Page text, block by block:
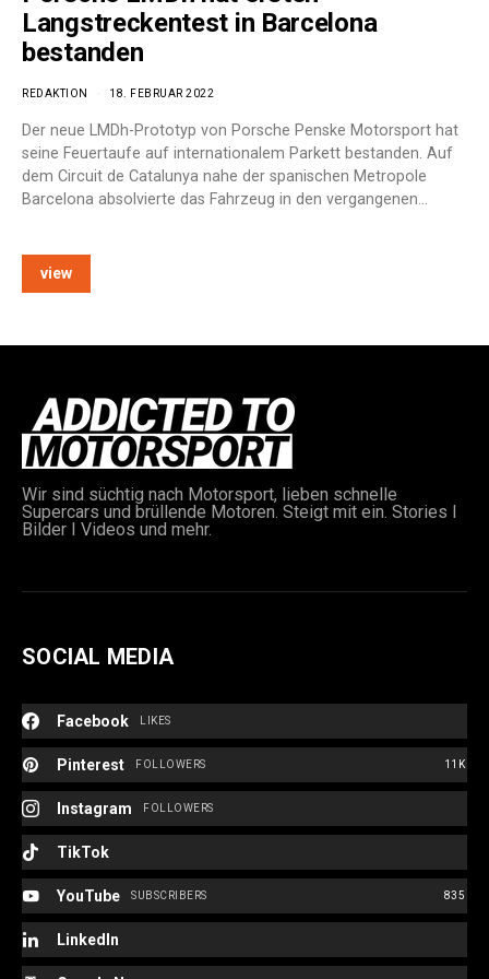
Langstreckentest in Barcelona
bestanden
REDAKTION 18. FEBRUAR 2022
Der neue LMDh-Prototyp von Porsche Penske Motorsport hat
seine Feuertaufe auf internationalem Parkett bestanden. Auf
dem Circuit de Catalunya nahe der spanischen Metropole
Barcelona absolvierte das Fahrzeug in den vergangenen…
view
Wir sind süchtig nach Motorsport, lieben schnelle
Supercars und brüllende Motoren. Steigt mit ein. Stories I
Bilder I Videos und mehr.
SOCIAL MEDIA
Facebook LIKES
Pinterest 11K
FOLLOWERS
Instagram FOLLOWERS
TikTok
YouTube 835
SUBSCRIBERS
LinkedIn